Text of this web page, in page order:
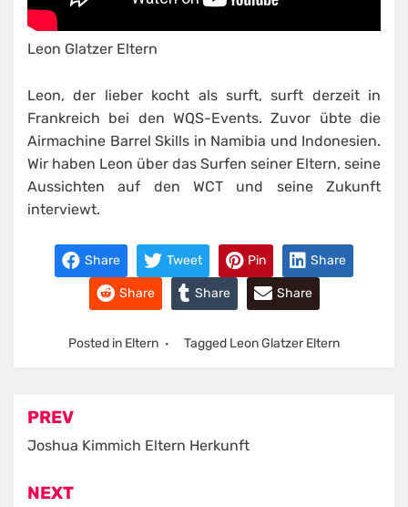
Leon Glatzer Eltern
Leon, der lieber kocht als surft, surft derzeit in
Frankreich bei den WQS-Events. Zuvor übte die
Airmachine Barrel Skills in Namibia und Indonesien.
Wir haben Leon über das Surfen seiner Eltern, seine
Aussichten auf den WCT und seine Zukunft
interviewt.
Share Tweet Pin Share
Share Share Share
Posted in Eltern Tagged Leon Glatzer Eltern
Post
navigation
PREV
Joshua Kimmich Eltern Herkunft
NEXT